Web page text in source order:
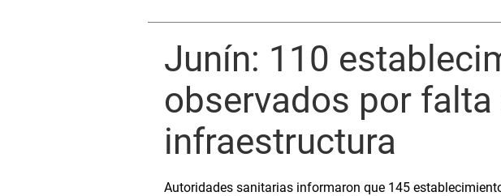
Junín: 110
observados por
infraestructura
Autoridades sanitarias informaron que 145